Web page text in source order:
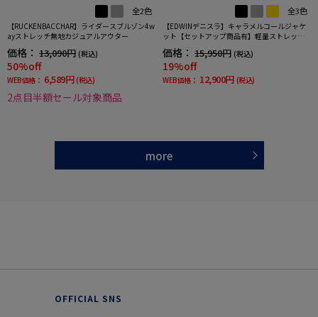
全2色
【RUCKENBACCHAR】ライダースブルゾン4w
ayストレッチ無地カジュアルアウター
価格： 13,090円 (税込)
50%off
WEB価格： 6,589円 (税込)
2点目半額セール対象商品
全3色
【EDWINデニスラ】キャラメルコールジャケ
ット【セットアップ商品有】軽量ストレッチ
無地秋冬
価格： 15,950円 (税込)
19%off
WEB価格： 12,900円 (税込)
more
OFFICIAL SNS